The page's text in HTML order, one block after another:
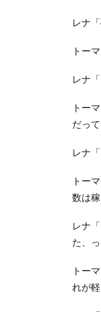
レナ
トー
レナ
トー
だっ
レナ
トー
数は稼
レナ
た、
トー
れが